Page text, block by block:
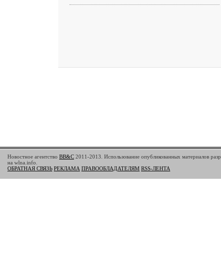
Новостное агентство BB&C 2011-2013. Использование опубликованных материалов
на wlna.info.
ОБРАТНАЯ СВЯЗЬ РЕКЛАМА ПРАВООБЛАДАТЕЛЯМ RSS-ЛЕНТА